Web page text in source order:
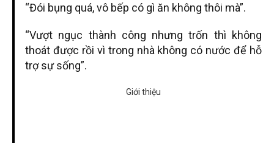
“Đói bụng quá, vô bếp có gì ăn không thôi mà”.
“Vượt ngục thành công nhưng trốn thì không
thoát được rồi vì trong nhà không có nước để hỗ
trợ sự sống”.